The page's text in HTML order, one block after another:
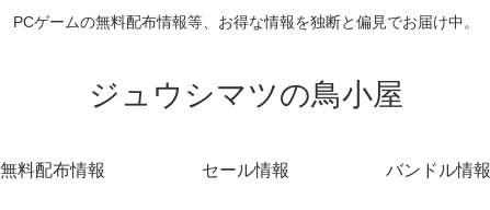
PCゲームの無料配布情報等、お得な情報を独断と偏見でお届け中。
ジュウシマツの鳥小屋
無料配布情報 セール情報 バンドル情報